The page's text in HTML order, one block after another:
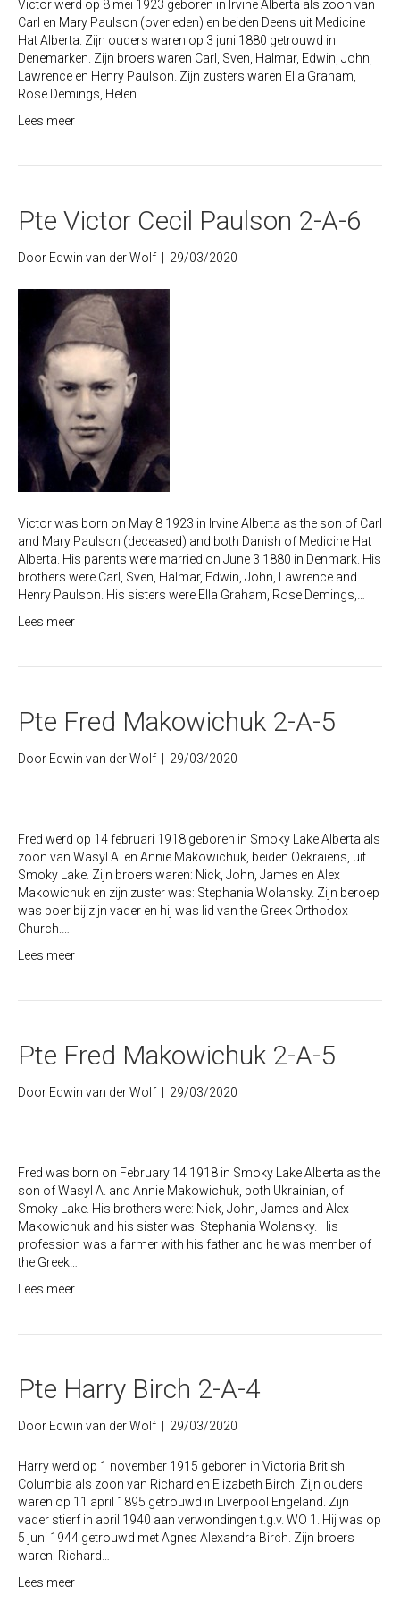
Victor werd op 8 mei 1923 geboren in Irvine Alberta als zoon van
Carl en Mary Paulson (overleden) en beiden Deens uit Medicine
Hat Alberta. Zijn ouders waren op 3 juni 1880 getrouwd in
Denemarken. Zijn broers waren Carl, Sven, Halmar, Edwin, John,
Lawrence en Henry Paulson. Zijn zusters waren Ella Graham,
Rose Demings, Helen…
Lees meer
Pte Victor Cecil Paulson 2-A-6
Door Edwin van der Wolf 29/03/2020
Victor was born on May 8 1923 in Irvine Alberta as the son of Carl
and Mary Paulson (deceased) and both Danish of Medicine Hat
Alberta. His parents were married on June 3 1880 in Denmark. His
brothers were Carl, Sven, Halmar, Edwin, John, Lawrence and
Henry Paulson. His sisters were Ella Graham, Rose Demings,…
Lees meer
Pte Fred Makowichuk 2-A-5
Door Edwin van der Wolf 29/03/2020
Fred werd op 14 februari 1918 geboren in Smoky Lake Alberta als
zoon van Wasyl A. en Annie Makowichuk, beiden Oekraïens, uit
Smoky Lake. Zijn broers waren: Nick, John, James en Alex
Makowichuk en zijn zuster was: Stephania Wolansky. Zijn beroep
was boer bij zijn vader en hij was lid van the Greek Orthodox
Church.…
Lees meer
Pte Fred Makowichuk 2-A-5
Door Edwin van der Wolf 29/03/2020
Fred was born on February 14 1918 in Smoky Lake Alberta as the
son of Wasyl A. and Annie Makowichuk, both Ukrainian, of
Smoky Lake. His brothers were: Nick, John, James and Alex
Makowichuk and his sister was: Stephania Wolansky. His
profession was a farmer with his father and he was member of
the Greek…
Lees meer
Pte Harry Birch 2-A-4
Door Edwin van der Wolf 29/03/2020
Harry werd op 1 november 1915 geboren in Victoria British
Columbia als zoon van Richard en Elizabeth Birch. Zijn ouders
waren op 11 april 1895 getrouwd in Liverpool Engeland. Zijn
vader stierf in april 1940 aan verwondingen t.g.v. WO 1. Hij was op
5 juni 1944 getrouwd met Agnes Alexandra Birch. Zijn broers
waren: Richard…
Lees meer